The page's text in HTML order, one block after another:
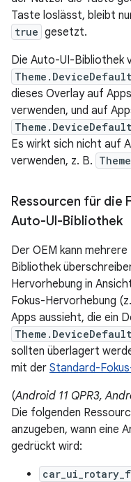
Taste loslässt, bleibt
true gesetzt.
Die Auto-UI-Bibliothek
Theme.DeviceDefault
dieses Overlay auf
verwenden, und auf
Theme.DeviceDefault
Es wirkt sich nicht auf
verwenden, z. B.
Ressourcen für die
Auto-UI-Bibliothek
Der OEM kann
Bibliothek
Hervorhebung in
Fokus-Hervorhebung
Apps aussieht, die ein
Theme.DeviceDefault
sollten überlagert
mit der Standard-
(Android 11 QPR3,
Die folgenden
anzugeben, wann eine
gedrückt wird: